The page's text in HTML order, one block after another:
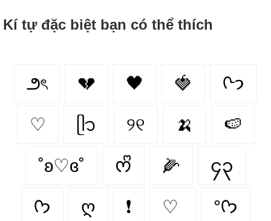
Kí tự đặc biệt bạn có thể thích
౨ৎ 💔 🖤 🍓 ᢉ𐭩
♡ ᥫ᭡ ୨୧ 🍌 🍉
˚ʚ♡ɞ˚ ᰔᩚ 🌽 ၄၃
ᡣ𐭩 ღ ❗ ♡ °ᡣ𐭩